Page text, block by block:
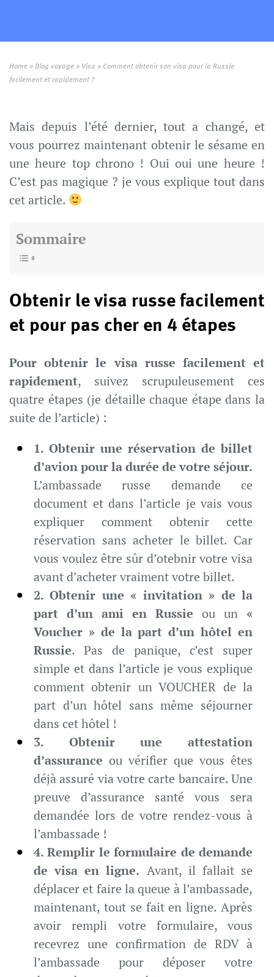
Home » Blog voyage » Visa » Comment obtenir son visa pour la Russie
facilement et rapidement ?
Mais depuis l’été dernier, tout a changé, et
vous pourrez maintenant obtenir le sésame en
une heure top chrono ! Oui oui une heure !
C’est pas magique ? je vous explique tout dans
cet article.
Sommaire
Obtenir le visa russe facilement
et pour pas cher en 4 étapes
Pour obtenir le visa russe facilement et
rapidement, suivez scrupuleusement ces
quatre étapes (je détaille chaque étape dans la
suite de l’article) :
1. Obtenir une réservation de billet
d’avion pour la durée de votre séjour.
L’ambassade russe demande ce
document et dans l’article je vais vous
expliquer comment obtenir cette
réservation sans acheter le billet. Car
vous voulez être sûr d’otebnir votre visa
avant d’acheter vraiment votre billet.
2. Obtenir une « invitation » de la
part d’un ami en Russie ou un «
Voucher » de la part d’un hôtel en
Russie. Pas de panique, c’est super
simple et dans l’article je vous explique
comment obtenir un VOUCHER de la
part d’un hôtel sans même séjourner
dans cet hôtel !
3. Obtenir une attestation
d’assurance ou vérifier que vous êtes
déjà assuré via votre carte bancaire. Une
preuve d’assurance santé vous sera
demandée lors de votre rendez-vous à
l’ambassade !
4. Remplir le formulaire de demande
de visa en ligne. Avant, il fallait se
déplacer et faire la queue à l’ambassade,
maintenant, tout se fait en ligne. Après
avoir rempli votre formulaire, vous
recevrez une confirmation de RDV à
l’ambassade pour déposer votre